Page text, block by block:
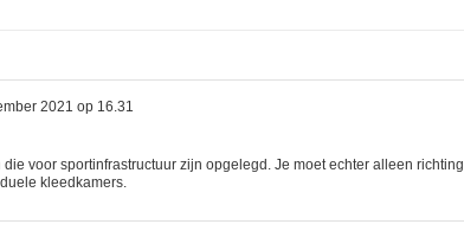
2021 op 16.31
voor sportinfrastructuur zijn opgelegd. Je moet echter alleen richting
kleedkamers.